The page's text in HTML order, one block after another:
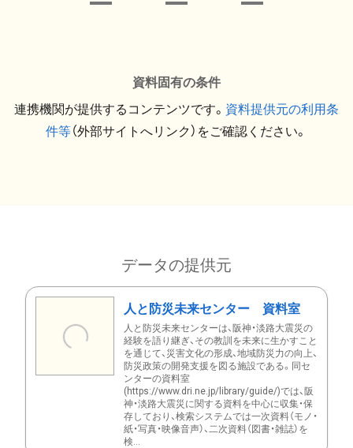
資料固有の条件
連携機関が提供するコンテンツです。 資料提供元の利用条
件等（外部サイトへリンク）をご確認ください。
データの提供元
人と防災未来センター 資料室
人と防災未来センターは、阪神・淡路大震災の
経験を語り継ぎ、その教訓を未来に生かすこと
を通じて、災害文化の形成、地域防災力の向上、
防災政策の開発支援を図る施設である。同セ
ンターの資料室
(https://www.dri.ne.jp/library/guide/)では、阪
神・淡路大震災に関する資料を中心に収集・保
存しており、検索システムでは一次資料（モノ・
紙・写真・映像音声）、二次資料（図書・雑誌）を
検...